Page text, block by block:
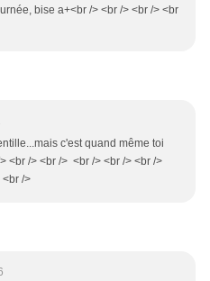
bise a+<br /> <br /> <br /> <br
c'est quand même toi
<br /> <br /> <br /> <br /> <br />
<br />